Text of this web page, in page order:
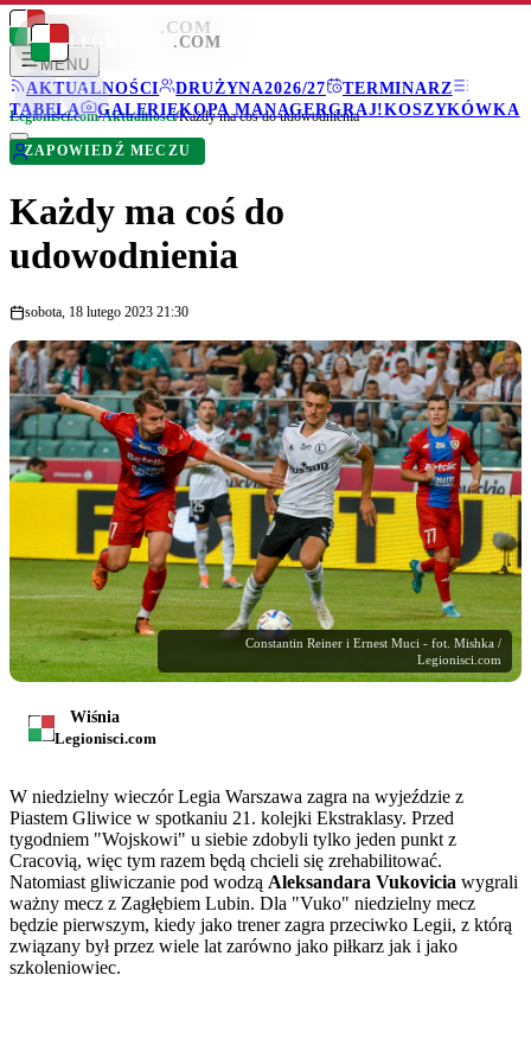
LEGIONISCI .COM
MENU
AKTUALNOŚCI
DRUŻYNA2026/27
TERMINARZ
TABELA
GALERIEKOPA MANAGERGRAJ!KOSZYKÓWKA
LEGIONISCI .COM
Legionisci.com/Aktualności/Każdy ma coś do udowodnienia
ZAPOWIEDŹ MECZU
Każdy ma coś do
udowodnienia
sobota, 18 lutego 2023 21:30
Constantin Reiner i Ernest Muci - fot. Mishka /
Legionisci.com
Wiśnia
Legionisci.com
W niedzielny wieczór Legia Warszawa zagra na wyjeździe z
Piastem Gliwice w spotkaniu 21. kolejki Ekstraklasy. Przed
tygodniem "Wojskowi" u siebie zdobyli tylko jeden punkt z
Cracovią, więc tym razem będą chcieli się zrehabilitować.
Natomiast gliwiczanie pod wodzą Aleksandara Vukovicia wygrali
ważny mecz z Zagłębiem Lubin. Dla "Vuko" niedzielny mecz
będzie pierwszym, kiedy jako trener zagra przeciwko Legii, z którą
związany był przez wiele lat zarówno jako piłkarz jak i jako
szkoleniowiec.